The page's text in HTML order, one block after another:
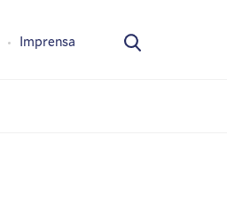
Imprensa